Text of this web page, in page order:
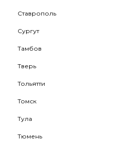
Ставрополь
Сургут
Тамбов
Тверь
Тольятти
Томск
Тула
Тюмень